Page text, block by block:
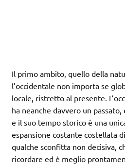
Il primo ambito, quello della
l’occidentale non importa se
locale, ristretto al presente.
ha neanche davvero un
e il suo tempo storico è una
espansione costante costellata
qualche sconfitta non decisiva,
ricordare ed è meglio